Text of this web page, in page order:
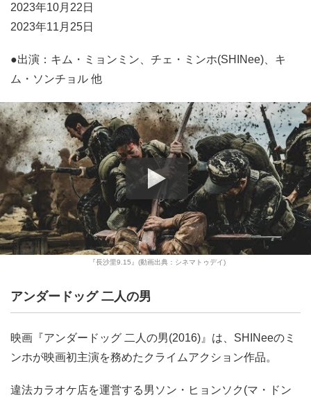
2023年10月22日
2023年11月25日
●出演：キム・ミョンミン、チェ・ミンホ(SHINee)、キ
ム・ソンチョル 他
『長沙里9.15』(動画出典：シネマトゥデイ)
アンダードッグ 二人の男
映画『アンダードッグ 二人の男(2016)』は、SHINeeのミ
ンホが映画初主演を務めたクライムアクション作品。
違法カラオケ店を運営する男ソン・ヒョンソク(マ・ドン